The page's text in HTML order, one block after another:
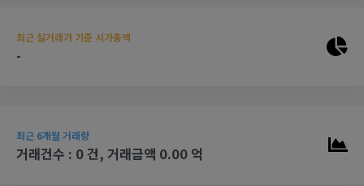
최근 실거래가 기준 시가총액
-
최근 6개월 거래량
거래건수 : 0 건, 거래금액 0.00 억